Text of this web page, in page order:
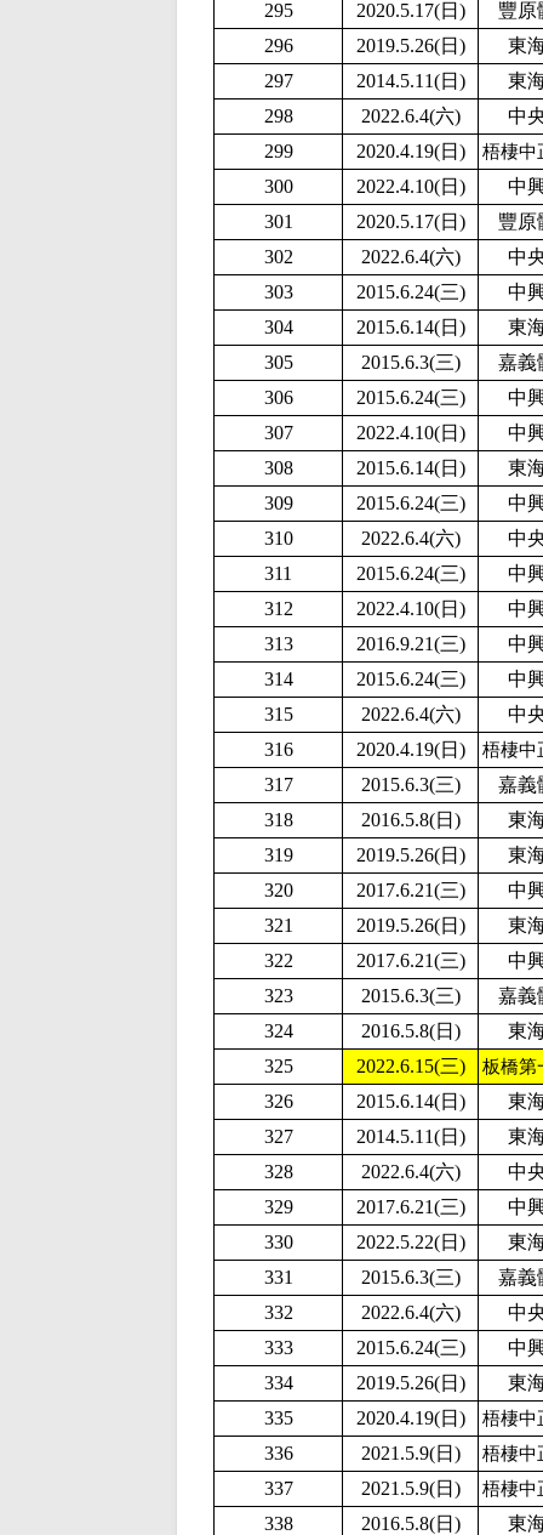
295 2020.5.17(日)
豐原
296
2019.5.26(日)
東
297
2014.5.11(日)
東
298
2022.6.4(六)
中
299
2020.4.19(日) 梧棲中
300 2022.4.10(日)
中
301
2020.5.17(日)
豐原
302
2022.6.4(六)
中
303
2015.6.24(三)
中
304
2015.6.14(日)
東
305
2015.6.3(三)
嘉義
306
2015.6.24(三)
中
307
2022.4.10(日)
中
308
2015.6.14(日)
東
309
2015.6.24(三)
中
310
2022.6.4(六)
中
311
2015.6.24(三)
中
312
2022.4.10(日)
中
313
2016.9.21(三)
中
314
2015.6.24(三)
中
315
2022.6.4(六)
中
316
2020.4.19(日) 梧棲中
317 2015.6.3(三)
嘉義
318
2016.5.8(日)
東
319
2019.5.26(日)
東
320
2017.6.21(三)
中
321
2019.5.26(日)
東
322
2017.6.21(三)
中
323
2015.6.3(三)
嘉義
324
2016.5.8(日)
東
325
2022.6.15(三) 板橋第
326 2015.6.14(日)
東
327
2014.5.11(日)
東
328
2022.6.4(六)
中
329
2017.6.21(三)
中
330
2022.5.22(日)
東
331
2015.6.3(三)
嘉義
332
2022.6.4(六)
中
333
2015.6.24(三)
中
334
2019.5.26(日)
東
335
2020.4.19(日) 梧棲中
336 2021.5.9(日) 梧棲中
337 2021.5.9(日) 梧棲中
338 2016.5.8(日)
東